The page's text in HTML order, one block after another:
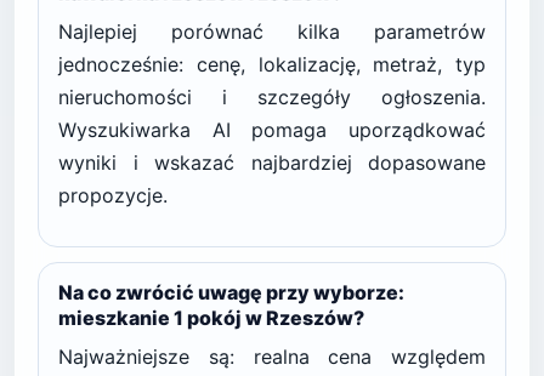
Najlepiej porównać kilka parametrów
jednocześnie: cenę, lokalizację, metraż, typ
nieruchomości i szczegóły ogłoszenia.
Wyszukiwarka AI pomaga uporządkować
wyniki i wskazać najbardziej dopasowane
propozycje.
Na co zwrócić uwagę przy wyborze:
mieszkanie 1 pokój w Rzeszów?
Najważniejsze są: realna cena względem